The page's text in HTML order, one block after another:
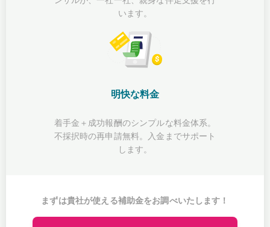
います。
明快な料金
着手金＋成功報酬のシンプルな料金体系。
不採択時の再申請無料。入金までサポート
します。
まずは貴社が使える補助金をお調べいたします！